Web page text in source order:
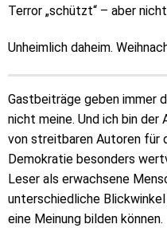
Terror „schützt“ – aber
Unheimlich daheim.
Gastbeiträge geben immer
nicht meine. Und ich bin
von streitbaren Autoren für
Demokratie besonders
Leser als erwachsene
unterschiedliche
eine Meinung bilden können.